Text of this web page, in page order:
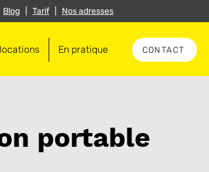
En pratique CONTACT
Blog| Tarif| Nos adresses
portable